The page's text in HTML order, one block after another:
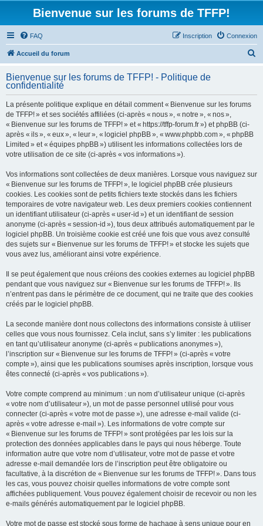
Bienvenue sur les forums de TFFP!
FAQ Connexion
Inscription
Accueil du forum
h
Bienvenue sur les forums de TFFP! - Politique de
confidentialité
La présente politique explique en détail comment « Bienvenue sur les forums
de TFFP! » et ses sociétés affiliées (ci-après « nous », « notre », « nos »,
« Bienvenue sur les forums de TFFP! » et « https://tffp-forum.fr ») et phpBB (ci-
après « ils », « eux », « leur », « logiciel phpBB », « www.phpbb.com », « phpBB
Limited » et « équipes phpBB ») utilisent les informations collectées lors de
votre utilisation de ce site (ci-après « vos informations »).
Vos informations sont collectées de deux manières. Lorsque vous naviguez sur
« Bienvenue sur les forums de TFFP! », le logiciel phpBB crée plusieurs
cookies. Les cookies sont de petits fichiers texte stockés dans les fichiers
temporaires de votre navigateur web. Les deux premiers cookies contiennent
un identifiant utilisateur (ci-après « user-id ») et un identifiant de session
anonyme (ci-après « session-id »), tous deux attribués automatiquement par le
logiciel phpBB. Un troisième cookie est créé une fois que vous avez consulté
des sujets sur « Bienvenue sur les forums de TFFP! » et stocke les sujets que
vous avez lus, améliorant ainsi votre expérience.
Il se peut également que nous créions des cookies externes au logiciel phpBB
pendant que vous naviguez sur « Bienvenue sur les forums de TFFP! ». Ils
n’entrent pas dans le périmètre de ce document, qui ne traite que des cookies
créés par le logiciel phpBB.
La seconde manière dont nous collectons des informations consiste à utiliser
celles que vous nous fournissez. Cela inclut, sans s’y limiter : les publications
en tant qu’utilisateur anonyme (ci-après « publications anonymes »),
l’inscription sur « Bienvenue sur les forums de TFFP! » (ci-après « votre
compte »), ainsi que les publications soumises après inscription, lorsque vous
êtes connecté (ci-après « vos publications »).
Votre compte comprend au minimum : un nom d’utilisateur unique (ci-après
« votre nom d’utilisateur »), un mot de passe personnel utilisé pour vous
connecter (ci-après « votre mot de passe »), une adresse e-mail valide (ci-
après « votre adresse e-mail »). Les informations de votre compte sur
« Bienvenue sur les forums de TFFP! » sont protégées par les lois sur la
protection des données applicables dans le pays qui nous héberge. Toute
information autre que votre nom d’utilisateur, votre mot de passe et votre
adresse e-mail demandée lors de l’inscription peut être obligatoire ou
facultative, à la discrétion de « Bienvenue sur les forums de TFFP! ». Dans tous
les cas, vous pouvez choisir quelles informations de votre compte sont
affichées publiquement. Vous pouvez également choisir de recevoir ou non les
e-mails générés automatiquement par le logiciel phpBB.
Votre mot de passe est stocké sous forme de hachage à sens unique pour en